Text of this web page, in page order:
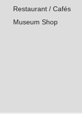
Restaurant / Cafés
Museum Shop